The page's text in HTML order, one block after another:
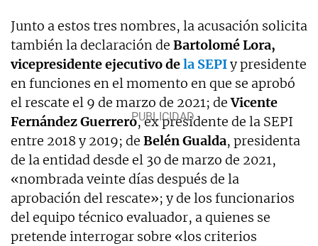
Junto a estos tres nombres, la acusación solicita
también la declaración de Bartolomé Lora,
vicepresidente ejecutivo dela SEPIy presidente
en funciones en el momento en que se aprobó
el rescate el 9 de marzo de 2021; deVicente
Fernández Guerrero, ex presidente de la SEPI
entre 2018 y 2019; de Belén Gualda, presidenta
de la entidad desde el 30 de marzo de 2021,
«nombrada veinte días después de la
aprobación del rescate»; y de los funcionarios
del equipo técnico evaluador, a quienes se
pretende interrogar sobre «los criterios